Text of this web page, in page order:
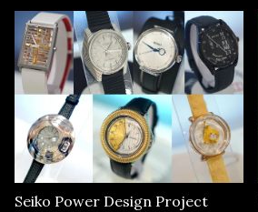
Seiko Power Design Project